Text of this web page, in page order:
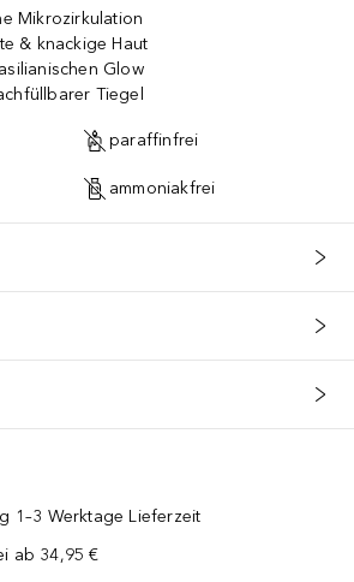
Mikrozirkulation
& knackige Haut
Glow
Tiegel
paraffinfrei
ammoniakfrei
1–3 Werktage Lieferzeit
ab 34,95 €